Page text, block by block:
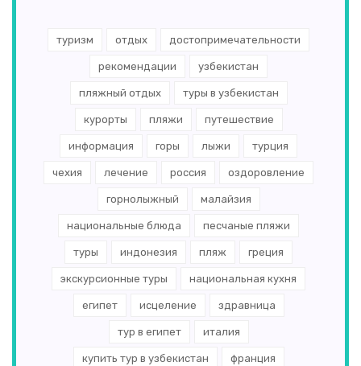
туризм отдых достопримечательности
рекомендации узбекистан
пляжный отдых туры в узбекистан
курорты пляжи путешествие
информация горы лыжи турция
чехия лечение россия оздоровление
горнолыжный малайзия
национальные блюда песчаные пляжи
туры индонезия пляж греция
экскурсионные туры национальная кухня
египет исцеление здравница
тур в египет италия
купить тур в узбекистан франция